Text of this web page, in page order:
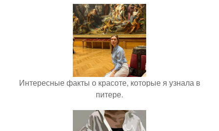
Интересные факты о красоте, которые я узнала в
питере.